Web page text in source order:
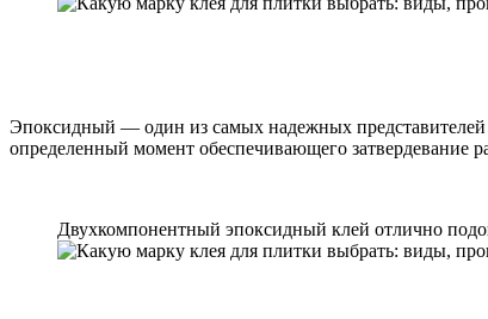
Эпоксидный — один из самых надежных представителей
определенный момент обеспечивающего затвердевание
Двухкомпонентный эпоксидный клей отлично